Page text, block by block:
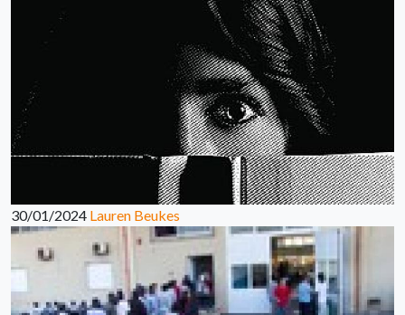
30/01/2024 Lauren Beukes